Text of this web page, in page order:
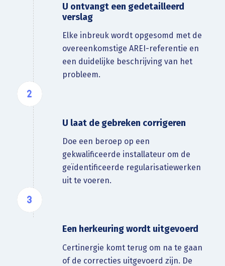
U ontvangt een gedetailleerd
verslag
Elke inbreuk wordt opgesomd met de
overeenkomstige AREI-referentie en
een duidelijke beschrijving van het
probleem.
U laat de gebreken corrigeren
Doe een beroep op een
gekwalificeerde installateur om de
geïdentificeerde regularisatiewerken
uit te voeren.
Een herkeuring wordt uitgevoerd
Certinergie komt terug om na te gaan
of de correcties uitgevoerd zijn. De